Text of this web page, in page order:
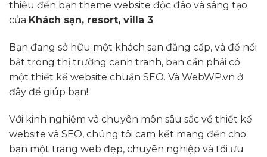
thiệu đến bạn theme website độc đáo và sáng tạo
của Khách sạn, resort, villa 3
Bạn đang sở hữu một khách sạn đẳng cấp, và để nổi
bật trong thị trường cạnh tranh, bạn cần phải có
một thiết kế website chuẩn SEO. Và WebWP.vn ở
đây để giúp bạn!
Với kinh nghiệm và chuyên môn sâu sắc về thiết kế
website và SEO, chúng tôi cam kết mang đến cho
bạn một trang web đẹp, chuyên nghiệp và tối ưu